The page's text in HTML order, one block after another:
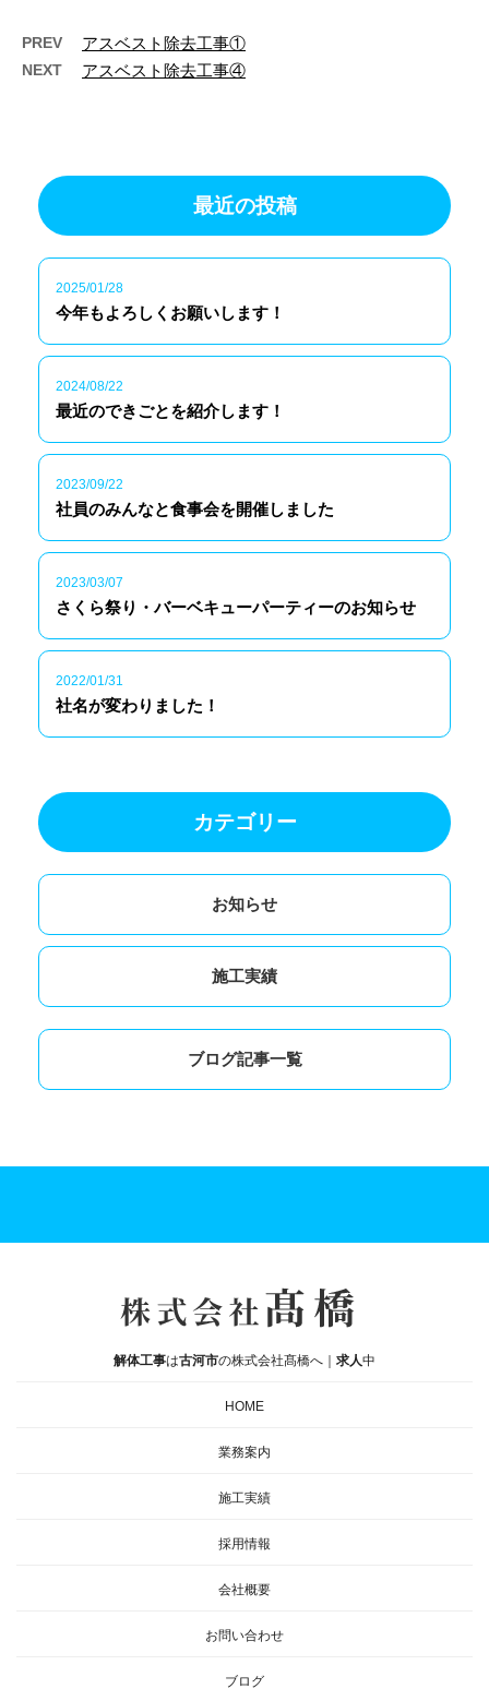
PREV アスベスト除去工事①
NEXT アスベスト除去工事④
最近の投稿
2025/01/28
今年もよろしくお願いします！
2024/08/22
最近のできごとを紹介します！
2023/09/22
社員のみんなと食事会を開催しました
2023/03/07
さくら祭り・バーベキューパーティーのお知らせ
2022/01/31
社名が変わりました！
カテゴリー
お知らせ
施工実績
ブログ記事一覧
解体工事は古河市の株式会社髙橋へ｜ 求人中
HOME
業務案内
施工実績
採用情報
会社概要
お問い合わせ
ブログ